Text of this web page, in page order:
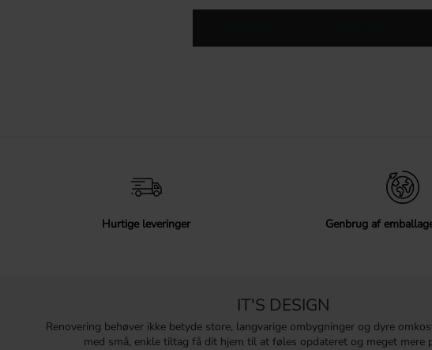
Hurtige leveringer Genbrug af
IT'S DESIGN
Renovering behøver ikke betyde store, langvarige ombygninger og dyre
med små, enkle tiltag få dit hjem til at føles opdateret og meget mere